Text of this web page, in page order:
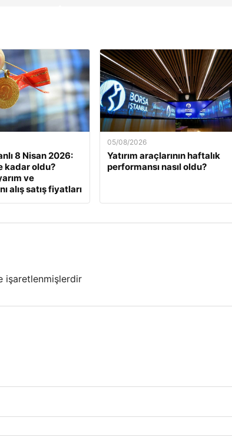
8 Nisan 2026:
kadar oldu?
ve
alış satış fiyatları
05/08/2026
Yatırım araçlarının haftalık
performansı nasıl oldu?
işaretlenmişlerdir